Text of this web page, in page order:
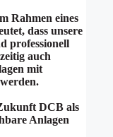
Rahmen eines
dass unsere
professionell
auch
mit
DCB als
Anlagen